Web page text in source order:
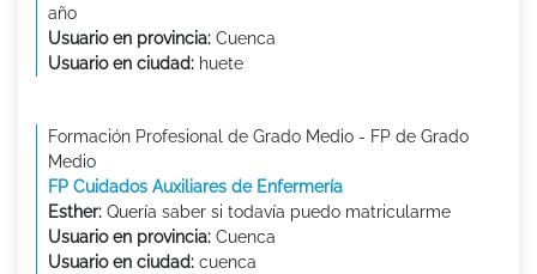
año
Usuario en provincia: Cuenca
Usuario en ciudad: huete
Formación Profesional de Grado Medio - FP de Grado
Medio
FP Cuidados Auxiliares de Enfermería
Esther: Quería saber si todavía puedo matricularme
Usuario en provincia: Cuenca
Usuario en ciudad: cuenca